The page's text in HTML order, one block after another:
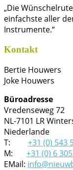
„Die
einfachste aller
Instrumente.“
Kontakt
Bertie Houwers
Joke Houwers
Büroadresse
Vredenseweg 72
NL-7101 LR
Niederlande
T: +31 (0) 543
M:
+31 (0) 6
EMail: